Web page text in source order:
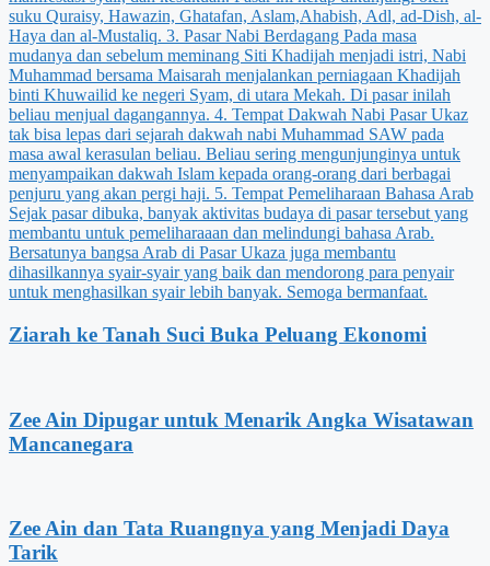
Ziarah ke Tanah Suci Buka Peluang Ekonomi
Zee Ain Dipugar untuk Menarik Angka Wisatawan
Mancanegara
Zee Ain dan Tata Ruangnya yang Menjadi Daya
Tarik